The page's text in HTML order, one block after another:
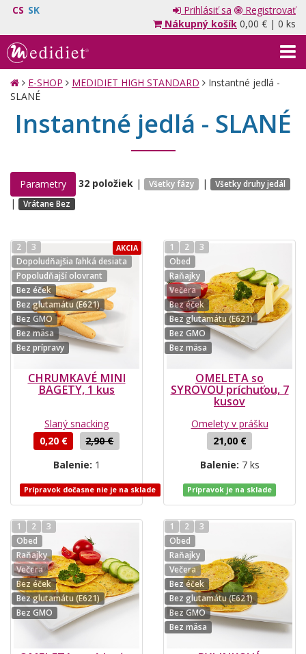
CS SK Prihlásiť sa
Registrovať
Nákupný košík 0,00 €| 0 ks
E-SHOP MEDIDIET HIGH STANDARD
Instantné jedlá -
SLANÉ
Instantné jedlá - SLANÉ
Parametry 32 položiek | Všetky fázy | Všetky druhy jedál
| Vrátane Bez
2
3
Dopoludňajšia ľahká desiata
Popoludňajší olovrant
Bez éček
Bez glutamátu (E621)
Bez GMO
Bez mäsa
Bez prípravy
AKCIA
CHRUMKAVÉ MINI
BAGETY, 1 kus
Slaný snacking
0,20 €
2,90 €
Balenie: 1
Prípravok dočasne nie je na sklade
1 2
3
Obed
Raňajky
Večera
Bez éček
Bez glutamátu (E621)
Bez GMO
Bez mäsa
OMELETA so
SYROVOU príchuťou, 7
kusov
Omelety v prášku
21,00 €
Balenie: 7 ks
Prípravok je na sklade
1 2
3
Obed
Raňajky
Večera
Bez éček
Bez glutamátu (E621)
Bez GMO
1 2
3
Obed
Raňajky
Večera
Bez éček
Bez glutamátu (E621)
Bez GMO
Bez mäsa